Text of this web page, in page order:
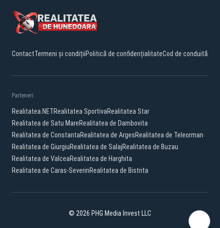
ContactTermeni și condițiiPolitică de confidențialitateCod de conduită
Parteneri:
Realitatea.NETRealitatea SportivaRealitatea Star
Realitatea de Satu MareRealitatea de Dambovita
Realitatea de ConstantaRealitatea de ArgesRealitatea de Teleorman
Realitatea de GiurgiuRealitatea de SalajRealitatea de Buzau
Realitatea de ValceaRealitatea de Harghita
Realitatea de Caras-SeverinRealitatea de Bistrita
© 2026 PHG Media Invest LLC